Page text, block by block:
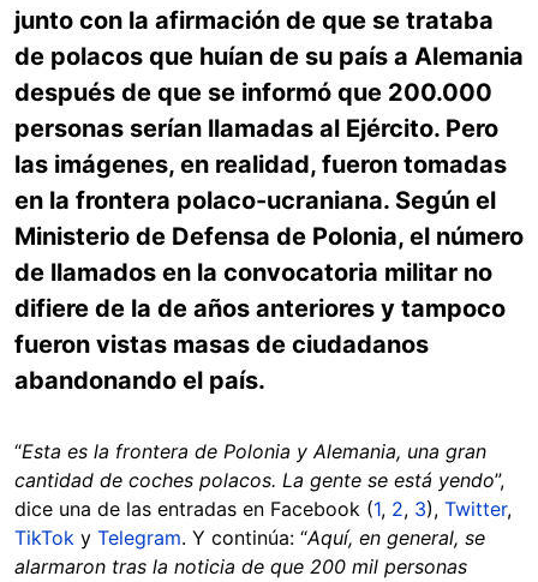
junto con la afirmación de que se trataba
de polacos que huían de su país a Alemania
después de que se informó que 200.000
personas serían llamadas al Ejército. Pero
las imágenes, en realidad, fueron tomadas
en la frontera polaco-ucraniana. Según el
Ministerio de Defensa de Polonia, el número
de llamados en la convocatoria militar no
difiere de la de años anteriores y tampoco
fueron vistas masas de ciudadanos
abandonando el país.
“Esta es la frontera de Polonia y Alemania, una gran
cantidad de coches polacos. La gente se está yendo”,
dice una de las entradas en Facebook (1, 2, 3), Twitter,
TikTok y Telegram. Y continúa: “Aquí, en general, se
alarmaron tras la noticia de que 200 mil personas